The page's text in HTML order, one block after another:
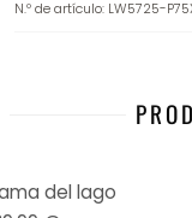
N.º de artículo: LW5725-
del lago